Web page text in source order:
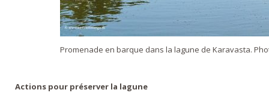
Promenade en barque dans la lagune de Karavasta.
Actions pour préserver la lagune